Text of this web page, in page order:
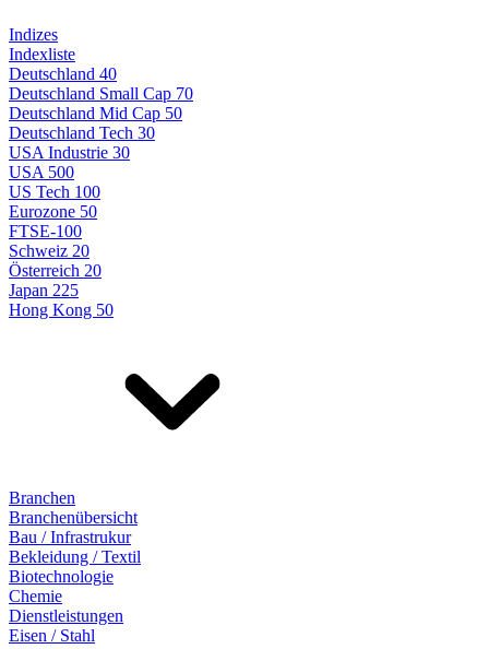
Indizes
Indexliste
Deutschland 40
Deutschland Small Cap 70
Deutschland Mid Cap 50
Deutschland Tech 30
USA Industrie 30
USA 500
US Tech 100
Eurozone 50
FTSE-100
Schweiz 20
Österreich 20
Japan 225
Hong Kong 50
Branchen
Branchenübersicht
Bau / Infrastrukur
Bekleidung / Textil
Biotechnologie
Chemie
Dienstleistungen
Eisen / Stahl